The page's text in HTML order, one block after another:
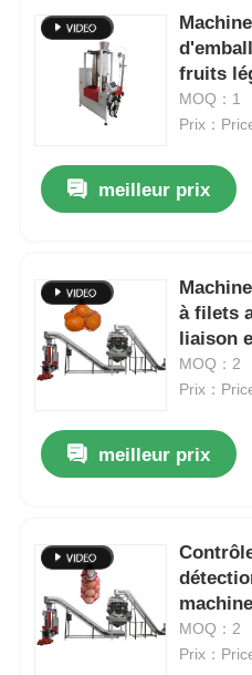
fruits
terre
MOQ：1
Prix：
meilleur prix
à filets
liaison
MOQ：2
Prix：
meilleur prix
à filets
MOQ：2
Prix：